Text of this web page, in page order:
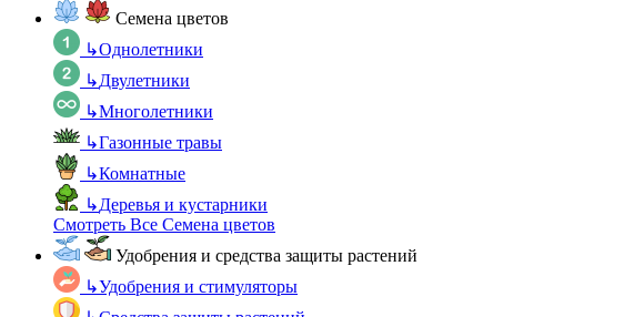
Семена цветов
↳Однолетники
↳Двулетники
↳Многолетники
↳Газонные травы
↳Комнатные
↳Деревья и кустарники
Смотреть Все Семена цветов
Удобрения и средства защиты растений
↳Удобрения и стимуляторы